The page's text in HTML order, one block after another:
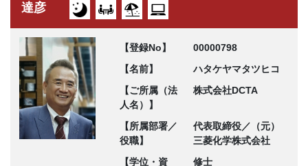
達彦
【登録No】
00000798
【名前】
ハタケヤマタツヒコ
【ご所属（法
人名）】
株式会社DCTA
【所属部署／
役職】
代表取締役／（元）
三菱化学株式会社
【学位・資
修士